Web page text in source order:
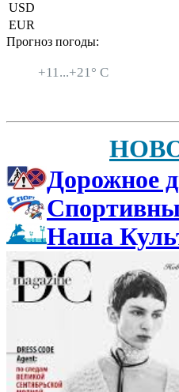
USD
EUR
Прогноз погоды:
+11...+21° C
Дорожное
Наша